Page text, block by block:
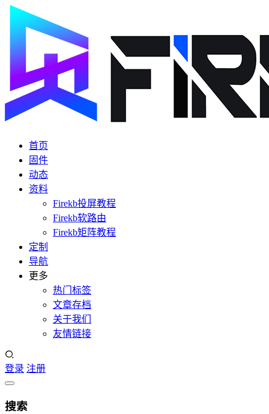
首页
固件
动态
资料
Firekb投屏教程
Firekb软路由
Firekb矩阵教程
定制
导航
更多
热门标签
文章存档
关于我们
友情链接
登录 注册
搜索